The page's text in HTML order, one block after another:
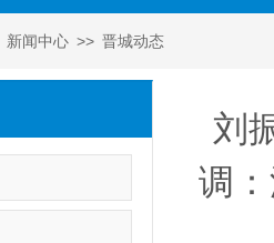
新闻中心 >> 晋城动态
刘
调